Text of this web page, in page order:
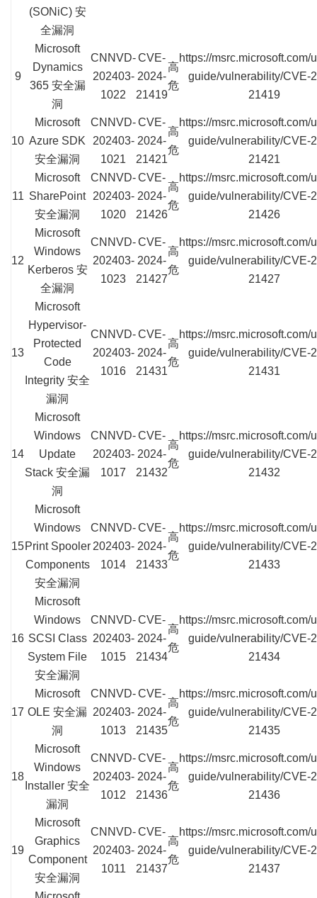
(SONiC) 安
全漏洞
9
Microsoft
Dynamics
365 安全漏
洞
CNNVD-
202403-
1022
CVE-
2024-
21419
高
危
https://msrc.microsoft.com/
guide/vulnerability/CVE-
21419
10
Microsoft
Azure SDK
安全漏洞
CNNVD-
202403-
1021
CVE-
2024-
21421
高
危
https://msrc.microsoft.com/
guide/vulnerability/CVE-
21421
11
Microsoft
SharePoint
安全漏洞
CNNVD-
202403-
1020
CVE-
2024-
21426
高
危
https://msrc.microsoft.com/
guide/vulnerability/CVE-
21426
12
Microsoft
Windows
Kerberos 安
全漏洞
CNNVD-
202403-
1023
CVE-
2024-
21427
高
危
https://msrc.microsoft.com/
guide/vulnerability/CVE-
21427
13
Microsoft
Hypervisor-
Protected
Code
Integrity 安全
漏洞
CNNVD-
202403-
1016
CVE-
2024-
21431
高
危
https://msrc.microsoft.com/
guide/vulnerability/CVE-
21431
14
Microsoft
Windows
Update
Stack 安全漏
洞
CNNVD-
202403-
1017
CVE-
2024-
21432
高
危
https://msrc.microsoft.com/
guide/vulnerability/CVE-
21432
15
Microsoft
Windows
Print Spooler
Components
安全漏洞
CNNVD-
202403-
1014
CVE-
2024-
21433
高
危
https://msrc.microsoft.com/
guide/vulnerability/CVE-
21433
16
Microsoft
Windows
SCSI Class
System File
安全漏洞
CNNVD-
202403-
1015
CVE-
2024-
21434
高
危
https://msrc.microsoft.com/
guide/vulnerability/CVE-
21434
17
Microsoft
OLE 安全漏
洞
CNNVD-
202403-
1013
CVE-
2024-
21435
高
危
https://msrc.microsoft.com/
guide/vulnerability/CVE-
21435
18
Microsoft
Windows
Installer 安全
漏洞
CNNVD-
202403-
1012
CVE-
2024-
21436
高
危
https://msrc.microsoft.com/
guide/vulnerability/CVE-
21436
19
Microsoft
Graphics
Component
安全漏洞
CNNVD-
202403-
1011
CVE-
2024-
21437
高
危
https://msrc.microsoft.com/
guide/vulnerability/CVE-
21437